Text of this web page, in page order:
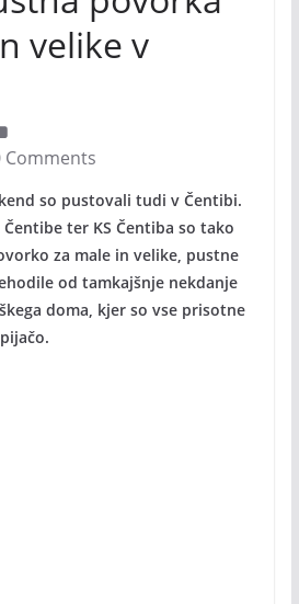
velike v
Comments
so pustovali tudi v Čentibi.
ter KS Čentiba so tako
za male in velike, pustne
od tamkajšnje nekdanje
doma, kjer so vse prisotne